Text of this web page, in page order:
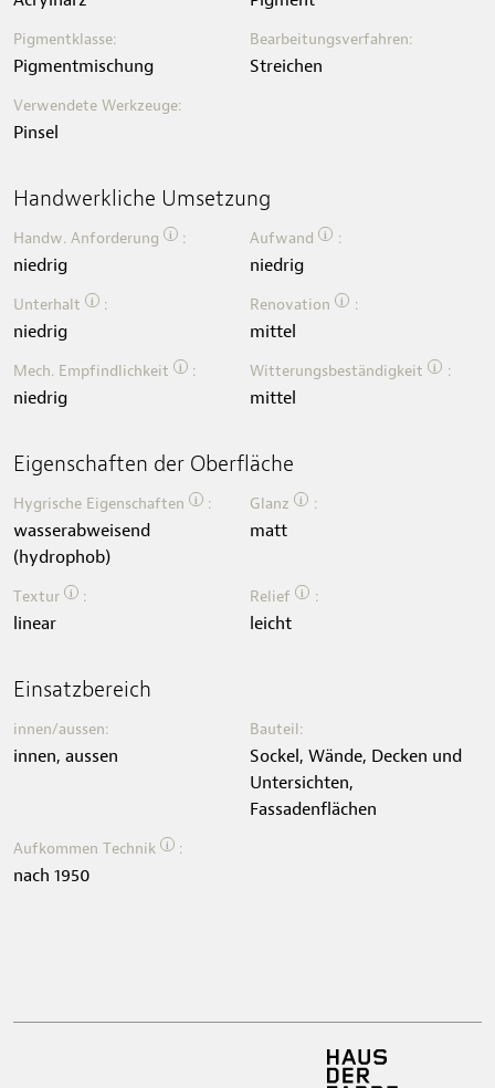
Pigmentklasse:
Pigmentmischung
Bearbeitungsverfahren:
Streichen
Verwendete Werkzeuge:
Pinsel
Handwerkliche Umsetzung
Handw. Anforderung i :
niedrig
Aufwand i :
niedrig
Unterhalt i :
niedrig
Renovation i :
mittel
Mech. Empfindlichkeit i :
niedrig
Witterungsbeständigkeit i :
mittel
Eigenschaften der Oberfläche
Hygrische Eigenschaften i :
wasserabweisend
(hydrophob)
Glanz i :
matt
Textur i :
linear
Relief i :
leicht
Einsatzbereich
innen/aussen:
innen, aussen
Bauteil:
Sockel, Wände, Decken und
Untersichten,
Fassadenflächen
Aufkommen Technik i :
nach 1950